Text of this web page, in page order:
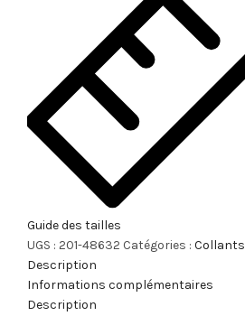
Guide des tailles
UGS : 201-48632 Catégories : Collants
Description
Informations complémentaires
Description